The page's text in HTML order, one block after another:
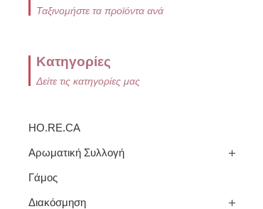
Ταξινομήστε τα προϊόντα ανά
Κατηγορίες
Δείτε τις κατηγορίες μας
HO.RE.CA
Αρωματική Συλλογή
Γάμος
Διακόσμηση